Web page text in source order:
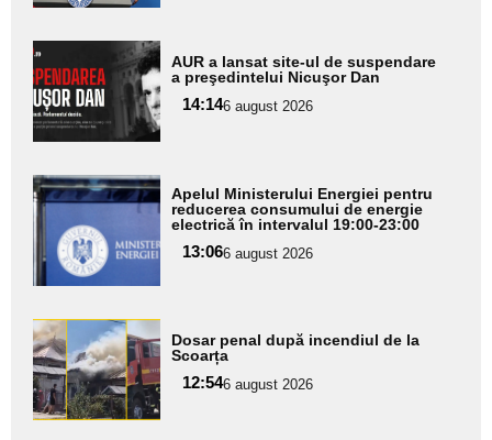
Adaugă
aici textul
pentru
subtitlu
AUR a lansat site-ul de suspendare
a preşedintelui Nicuşor Dan
14:146 august 2026
Adaugă
aici textul
pentru
subtitlu
Apelul Ministerului Energiei pentru
reducerea consumului de energie
electrică în intervalul 19:00-23:00
13:066 august 2026
Adaugă
aici textul
pentru
subtitlu
Dosar penal după incendiul de la
Scoarța
12:546 august 2026